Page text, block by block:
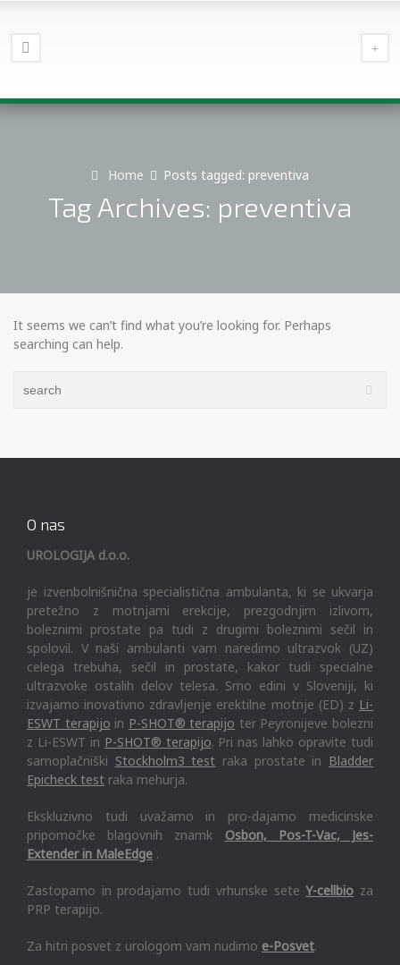
Home Posts tagged: preventiva
Tag Archives: preventiva
It seems we can’t find what you’re looking for. Perhaps
searching can help.
O nas
UROLOGIJA d.o.o.
je izvenbolnišnična specialistična ambulanta, ki se ukvarja
pretežno z motnjami erekcije, prezgodnjim izlivom,
boleznimi prostate pa tudi z drugimi boleznimi sečil in
spolovil. V naši ambulanti vam naredimo ultrazvok (UZ)
celega trebuha, sečil in prostate, kakor tudi specialne
ultrazvoke ostalih delov telesa. Smo edini v Sloveniji, ki
izvajamo inovativno zdravljenje erektilne motnje (ED) z Li-
ESWT terapijo in P-SHOT® terapijo ter Peyronijeve bolezni
z Li-ESWT in P-SHOT® terapijo. Pri nas lahko opravite tudi
samoplačniški Stockholm3 test raka prostate in Bladder
Epicheck test raka mehurja.
Ekskluzivno tudi uvažamo in pro-dajamo medicinske
pripomočke blagovnih znamk Osbon, Pos-T-Vac, Jes-
Extender in MaleEdge .
Zastopamo in prodajamo tudi vrhunske seteY-cellbio za
PRP terapijo.
Za hitri posvet z urologom vam nudimo e-Posvet.